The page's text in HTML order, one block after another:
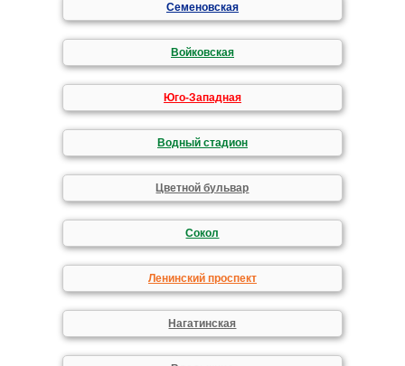
Семеновская
Войковская
Юго-Западная
Водный стадион
Цветной бульвар
Сокол
Ленинский проспект
Нагатинская